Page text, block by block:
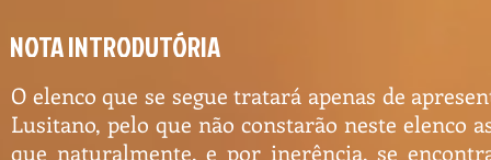
O elenco que se segue tratará apenas de
Lusitano, pelo que não constarão neste elenco
que naturalmente, e por inerência, se
NOTA INTRODUTÓRIA